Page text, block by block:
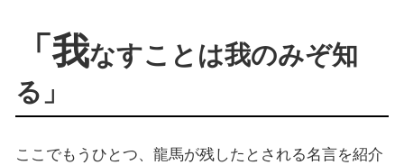
「我なすことは我のみぞ知
る」
ここでもうひとつ、龍馬が残したとされる名言を紹介